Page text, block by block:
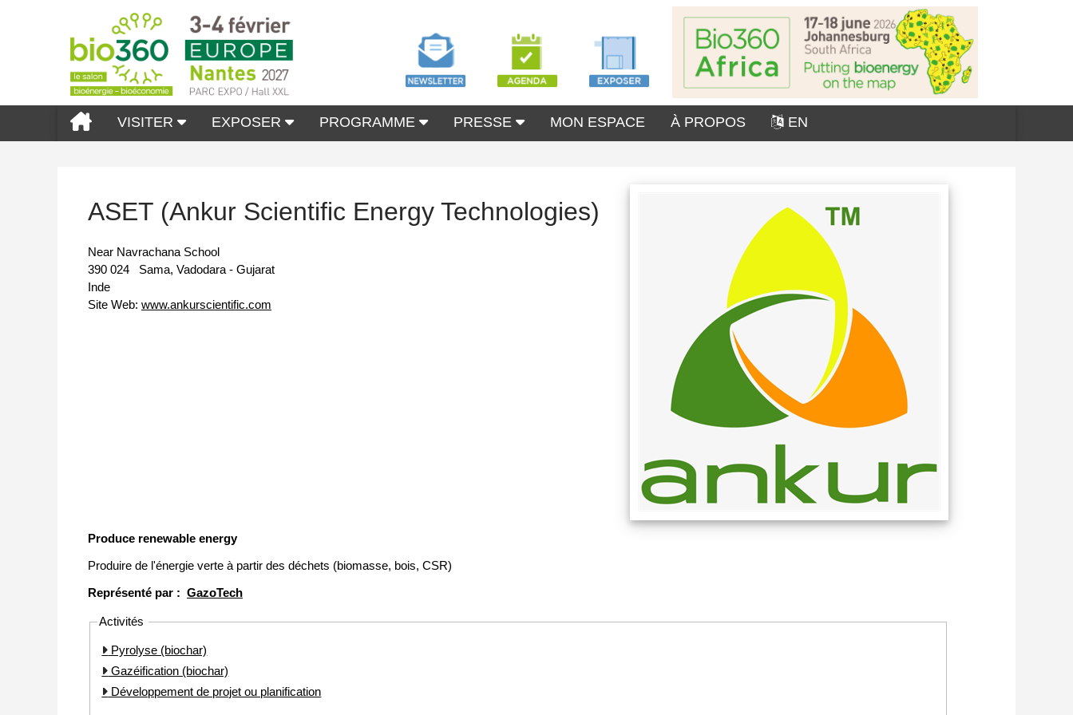
VISITER EXPOSER PROGRAMME PRESSE MON ESPACE À PROPOS EN
ASET (Ankur Scientific Energy Technologies)
Near Navrachana School
390 024
Sama, Vadodara - Gujarat
Inde
Site Web: www.ankurscientific.com
Produce renewable energy
Produire de l'énergie verte à partir des déchets (biomasse, bois, CSR)
Représenté par : GazoTech
Activités
Pyrolyse (biochar)
Gazéification (biochar)
Développement de projet ou planification